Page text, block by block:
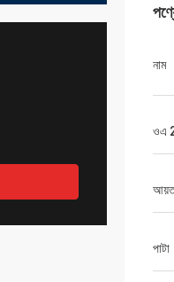
নাম
ওএ
পাটা